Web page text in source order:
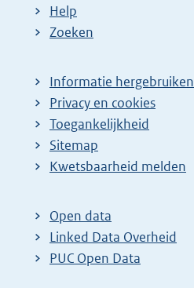
Help
Zoeken
Informatie hergebruiken
Privacy en cookies
Toegankelijkheid
Sitemap
E
t
e
r
Kwetsbaarheid melden
Open data
Linked Data Overheid
PUC Open Data